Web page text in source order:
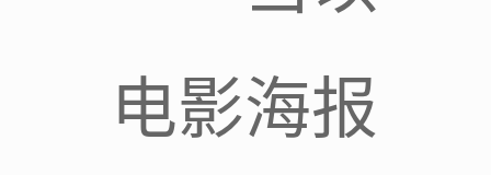
电影海报